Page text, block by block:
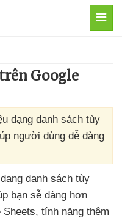
Google
dạng danh sách tùy
người dùng dễ dàng
danh sách tùy
bạn sễ dàng hơn
Sheets, tính năng thêm